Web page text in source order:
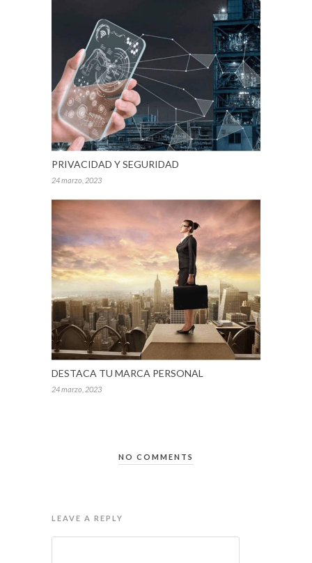
PRIVACIDAD Y SEGURIDAD
24 marzo, 2023
DESTACA TU MARCA PERSONAL
24 marzo, 2023
NO COMMENTS
LEAVE A REPLY